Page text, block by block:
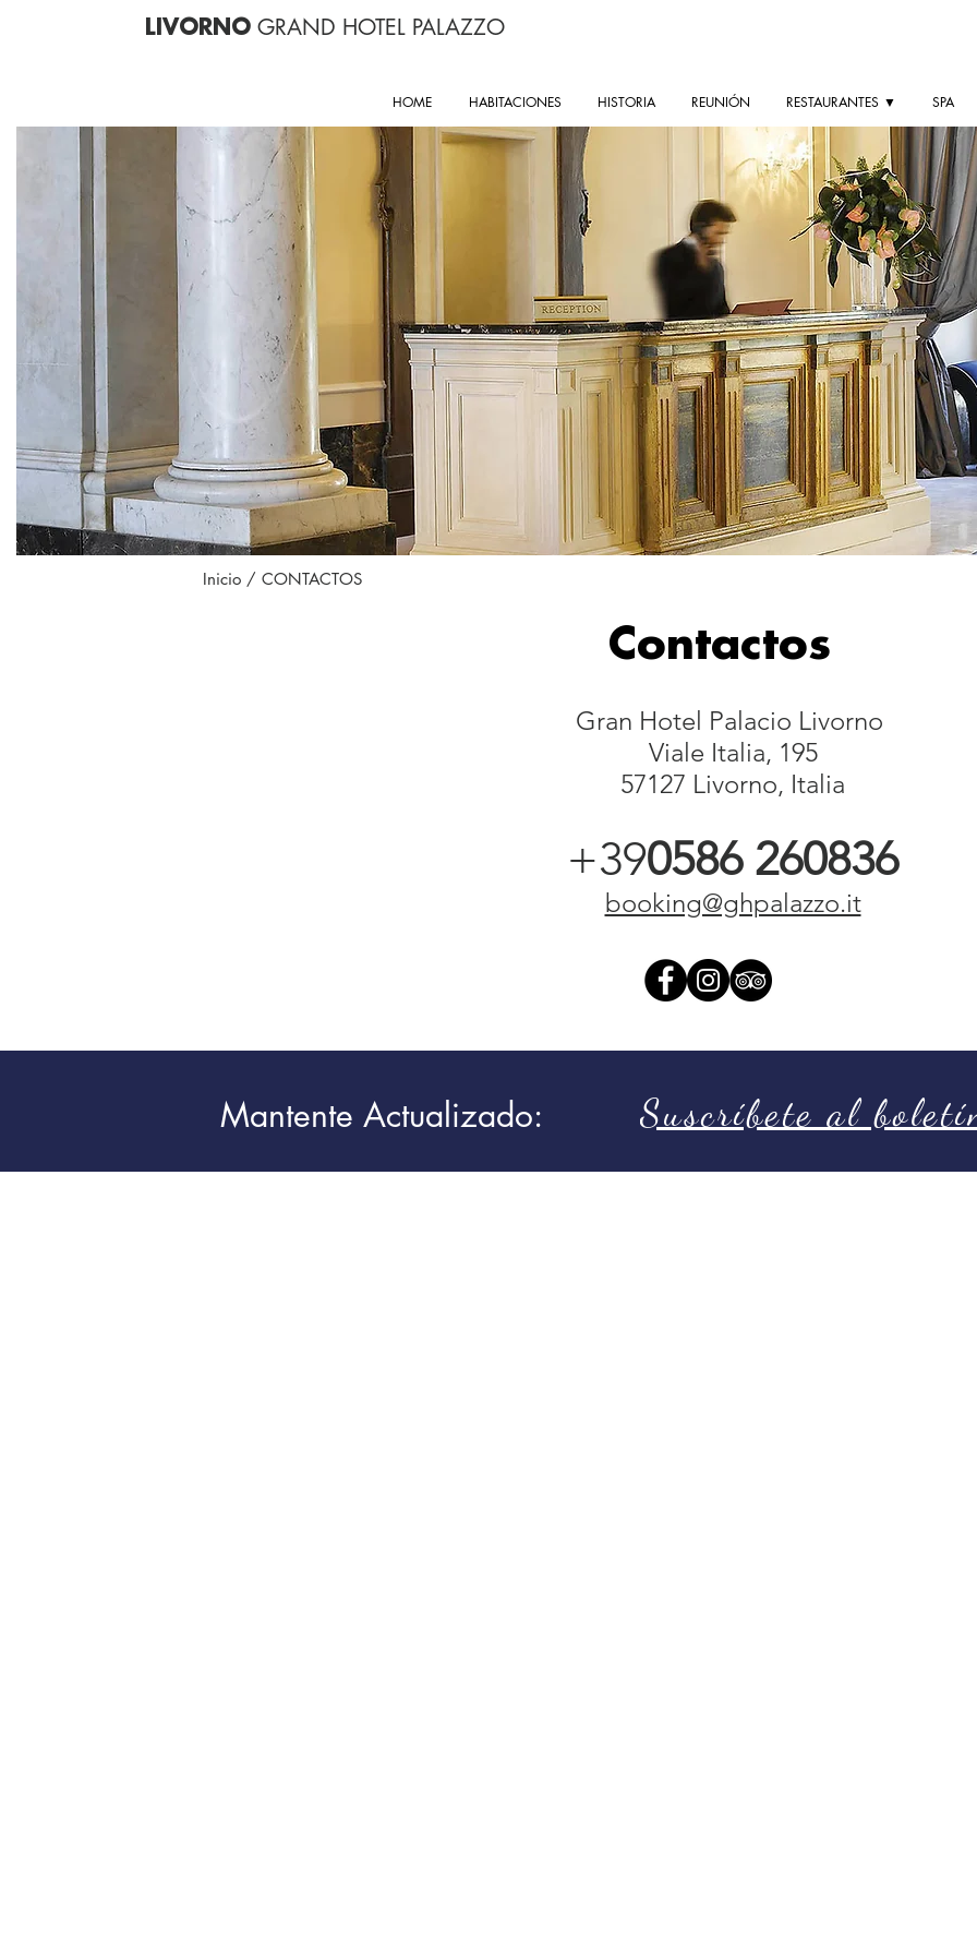
LIVORNO GRAND HOTEL PALAZZO
HOME HABITACIONES HISTORIA REUNIÓN RESTAURANTES ▼ SPA
Inicio / CONTACTOS
Contactos
Gran Hotel Palacio Livorno
Viale Italia, 195
57127 Livorno, Italia
+390586 260836
booking@ghpalazzo.it
Mantente Actualizado: Suscríbete al